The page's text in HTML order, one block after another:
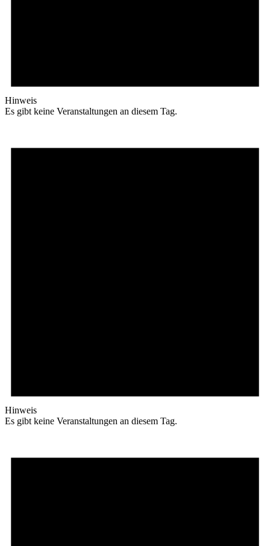
Hinweis
Es gibt keine Veranstaltungen an diesem Tag.
Hinweis
Es gibt keine Veranstaltungen an diesem Tag.